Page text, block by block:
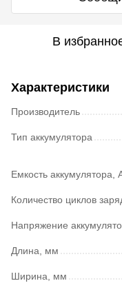
В
Характеристики
Производитель
Тип аккумулятора
Емкость аккумулятора,
Количество циклов
Напряжение
Длина, мм
Ширина, мм